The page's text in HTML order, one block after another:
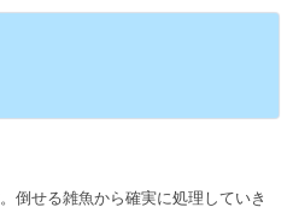
倒せる雑魚から確実に処理していき